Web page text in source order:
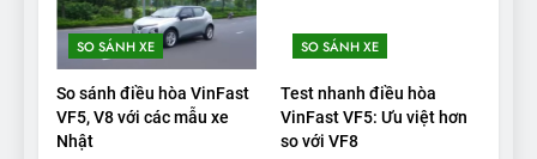
SO SÁNH XE
So sánh điều hòa VinFast
VF5, V8 với các mẫu xe
Nhật
SO SÁNH XE
Test nhanh điều hòa
VinFast VF5: Ưu việt hơn
so với VF8
1
Xe tốt nhất để mua năm
2025: Green Car Reports
nêu tên 5 người vào chung
kết – Mỹ
ĐÁNH GIÁ XE